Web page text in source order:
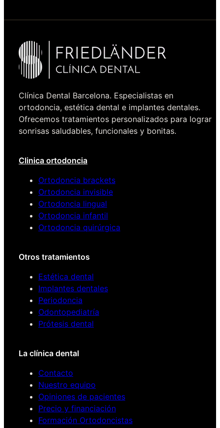
Clínica Dental Barcelona. Especialistas en
ortodoncia, estética dental e implantes dentales.
Ofrecemos tratamientos personalizados para lograr
sonrisas saludables, funcionales y bonitas.
Clinica ortodoncia
Ortodoncia brackets
Ortodoncia invisible
Ortodoncia lingual
Ortodoncia infantil
Ortodoncia quirúrgica
Otros tratamientos
Estética dental
Implantes dentales
Periodoncia
Odontopediatría
Prótesis dental
La clínica dental
Contacto
Nuestro equipo
Opiniones de pacientes
Precio y financiación
Formación Ortodoncistas